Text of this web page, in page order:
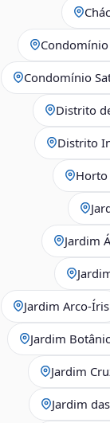
Condomínio
Condomínio
Distrito
Distrito
Horto
Jardim
Jardim Arco‑Íris
Jardim
Jardim
Jardim